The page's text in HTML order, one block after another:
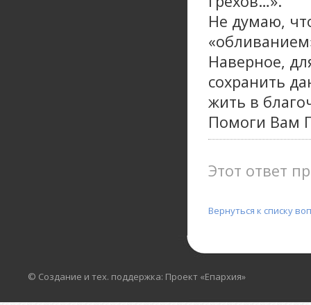
Не думаю,
Наверное,
сохранить
жить в
Помоги Вам
Этот ответ
Вернуться к списку
© Создание и тех. поддержка: Проект «Епархия»